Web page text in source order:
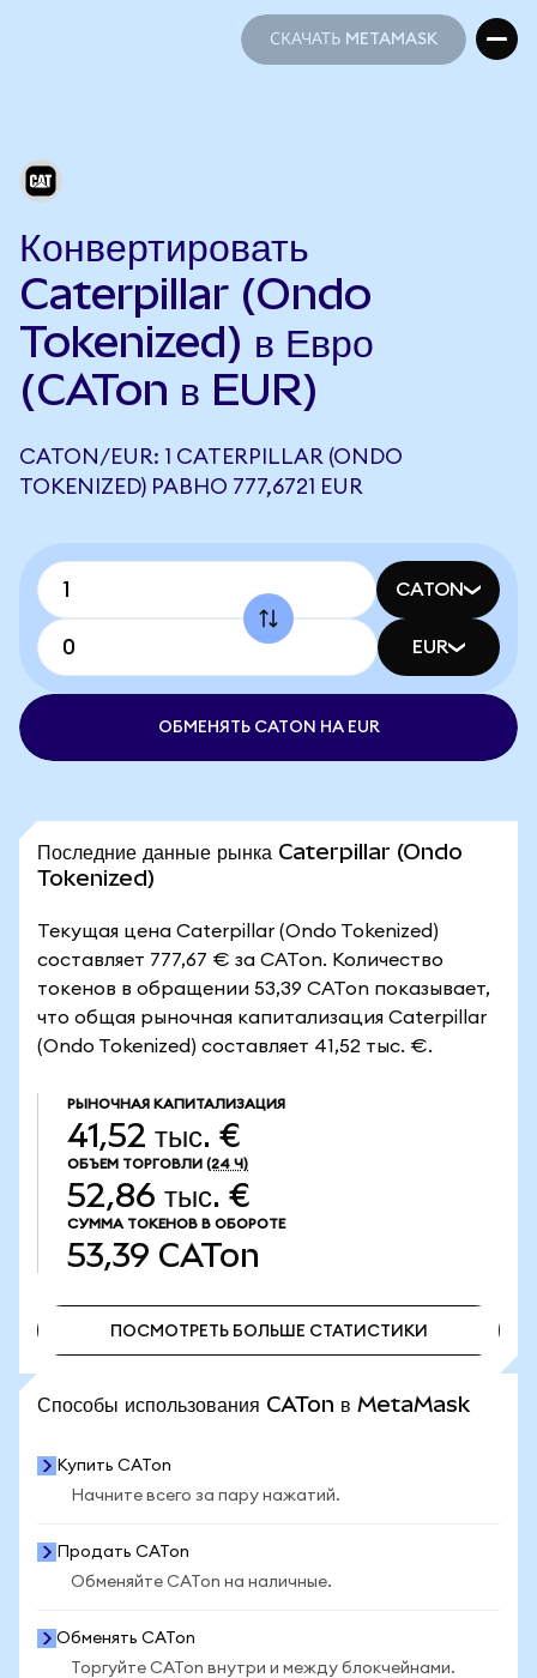
СКАЧАТЬ METAMASK
Конвертировать
Caterpillar (Ondo
Tokenized) в Евро
(CATon в EUR)
CATON/EUR: 1 CATERPILLAR (ONDO
TOKENIZED) РАВНО 777,6721 EUR
CATON
EUR
ОБМЕНЯТЬ CATON НА EUR
Последние данные рынка Caterpillar (Ondo
Tokenized)
Текущая цена Caterpillar (Ondo Tokenized)
составляет 777,67 € за CATon. Количество
токенов в обращении 53,39 CATon показывает,
что общая рыночная капитализация Caterpillar
(Ondo Tokenized) составляет 41,52 тыс. €.
РЫНОЧНАЯ КАПИТАЛИЗАЦИЯ
41,52 тыс. €
ОБЪЕМ ТОРГОВЛИ (24 Ч)
52,86 тыс. €
СУММА ТОКЕНОВ В ОБОРОТЕ
53,39 CATon
ПОСМОТРЕТЬ БОЛЬШЕ СТАТИСТИКИ
Способы использования CATon в MetaMask
Купить CATon
Начните всего за пару нажатий.
Продать CATon
Обменяйте CATon на наличные.
Обменять CATon
Торгуйте CATon внутри и между блокчейнами.